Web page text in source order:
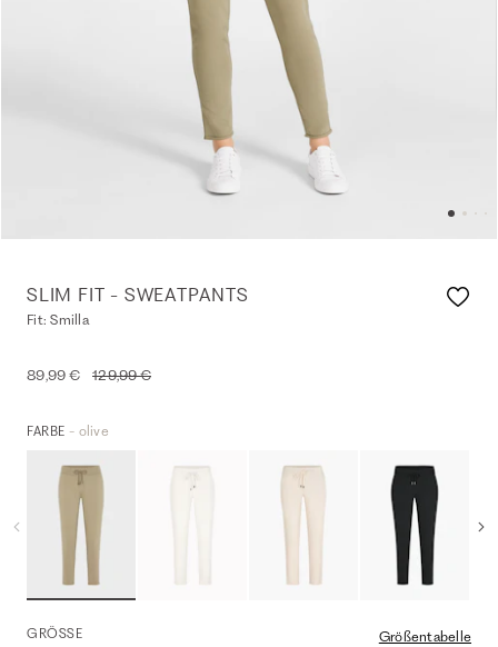
SLIM FIT - SWEATPANTS
Fit: Smilla
89,99 € 129,99 €
FARBE - olive
GRÖSSE Größentabelle